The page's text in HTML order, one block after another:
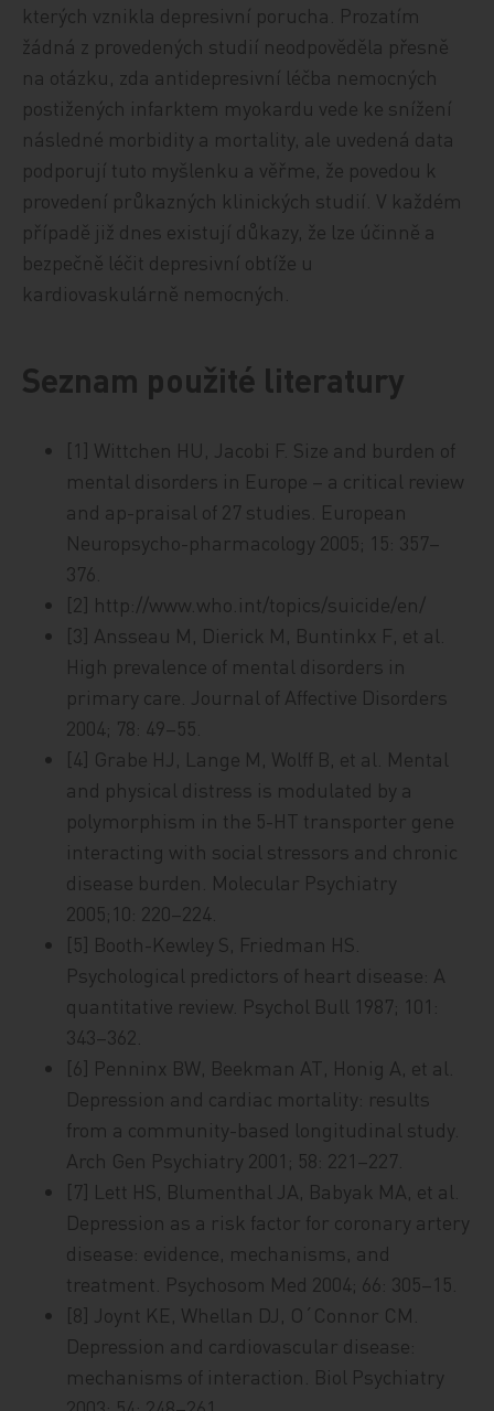
kterých vznikla depresivní porucha. Prozatím
žádná z provedených studií neodpověděla přesně
na otázku, zda antidepresivní léčba nemocných
postižených infarktem myokardu vede ke snížení
následné morbidity a mortality, ale uvedená data
podporují tuto myšlenku a věřme, že povedou k
provedení průkazných klinických studií. V každém
případě již dnes existují důkazy, že lze účinně a
bezpečně léčit depresivní obtíže u
kardiovaskulárně nemocných.
Seznam použité literatury
[1] Wittchen HU, Jacobi F. Size and burden of
mental disorders in Europe – a critical review
and ap-praisal of 27 studies. European
Neuropsycho-pharmacology 2005; 15: 357–
376.
[2] http://www.who.int/topics/suicide/en/
[3] Ansseau M, Dierick M, Buntinkx F, et al.
High prevalence of mental disorders in
primary care. Journal of Affective Disorders
2004; 78: 49–55.
[4] Grabe HJ, Lange M, Wolff B, et al. Mental
and physical distress is modulated by a
polymorphism in the 5-HT transporter gene
interacting with social stressors and chronic
disease burden. Molecular Psychiatry
2005;10: 220–224.
[5] Booth-Kewley S, Friedman HS.
Psychological predictors of heart disease: A
quantitative review. Psychol Bull 1987; 101:
343–362.
[6] Penninx BW, Beekman AT, Honig A, et al.
Depression and cardiac mortality: results
from a community-based longitudinal study.
Arch Gen Psychiatry 2001; 58: 221–227.
[7] Lett HS, Blumenthal JA, Babyak MA, et al.
Depression as a risk factor for coronary artery
disease: evidence, mechanisms, and
treatment. Psychosom Med 2004; 66: 305–15.
[8] Joynt KE, Whellan DJ, O´Connor CM.
Depression and cardiovascular disease:
mechanisms of interaction. Biol Psychiatry